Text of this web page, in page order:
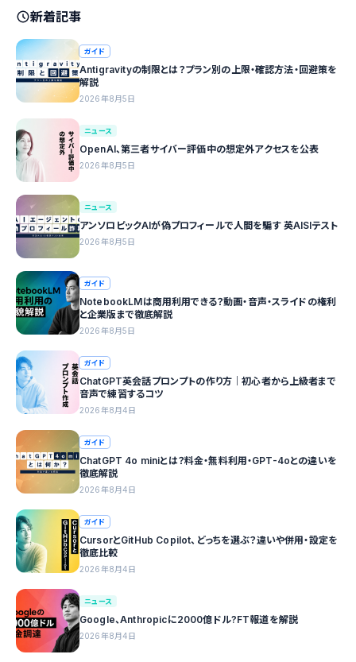
新着記事
ガイド
Antigravityの制限とは？プラン別の上限・確認方法・回避策を
解説
2026年8月5日
ニュース
OpenAI、第三者サイバー評価中の想定外アクセスを公表
2026年8月5日
ニュース
アンソロピックAIが偽プロフィールで人間を騙す 英AISIテスト
2026年8月5日
ガイド
NotebookLMは商用利用できる？動画・音声・スライドの権利
と企業版まで徹底解説
2026年8月5日
ガイド
ChatGPT英会話プロンプトの作り方｜初心者から上級者まで
音声で練習するコツ
2026年8月4日
ガイド
ChatGPT 4o miniとは？料金・無料利用・GPT-4oとの違いを
徹底解説
2026年8月4日
ガイド
CursorとGitHub Copilot、どっちを選ぶ？違いや併用・設定を
徹底比較
2026年8月4日
ニュース
Google、Anthropicに2000億ドル?FT報道を解説
2026年8月4日